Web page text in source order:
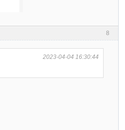
8
2023-04-04 16:30:44